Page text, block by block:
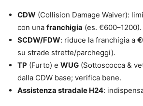
CDW (Collision Damage Waiver):
con una franchigia (es. €600–1200).
SCDW/FDW: riduce la franchigia a
su strade strette/parcheggi).
TP (Furto) e WUG (Sottoscocca &
dalla CDW base; verifica bene.
Assistenza stradale H24: